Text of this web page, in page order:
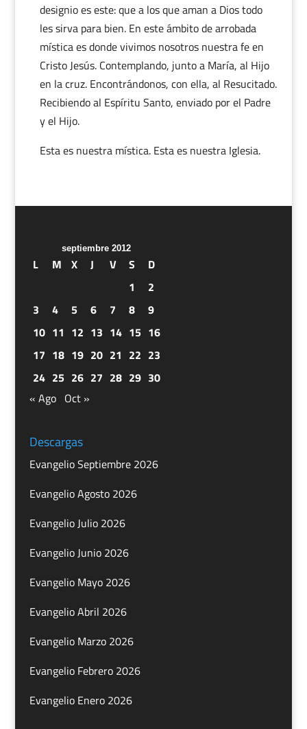
designio es este: que a los que aman a Dios todo
les sirva para bien. En este ámbito de arrobada
mística es donde vivimos nosotros nuestra fe en
Cristo Jesús. Contemplando, junto a María, al Hijo
en la cruz. Encontrándonos, con ella, al Resucitado.
Recibiendo al Espíritu Santo, enviado por el Padre
y el Hijo.
Esta es nuestra mística. Esta es nuestra Iglesia.
septiembre 2012
L M X J V S
D
1
2
3
4 5 6 7 8
9
10 11 12 13 14 15 16
17 18 19 20 21 22 23
24 25 26 27 28 29 30
« Ago Oct »
Descargas
Evangelio Septiembre 2026
Evangelio Agosto 2026
Evangelio Julio 2026
Evangelio Junio 2026
Evangelio Mayo 2026
Evangelio Abril 2026
Evangelio Marzo 2026
Evangelio Febrero 2026
Evangelio Enero 2026